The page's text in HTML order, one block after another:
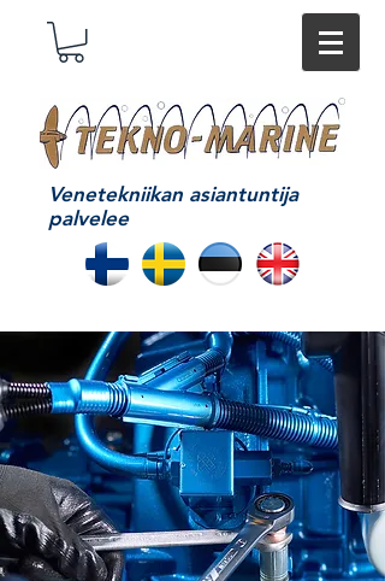
Venetekniikan asiantuntija
palvelee